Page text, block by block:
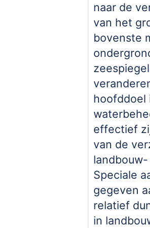
naar de
van het
bovenste
hoofddoel
effectief
van de
Speciale
gegeven
relatief
in